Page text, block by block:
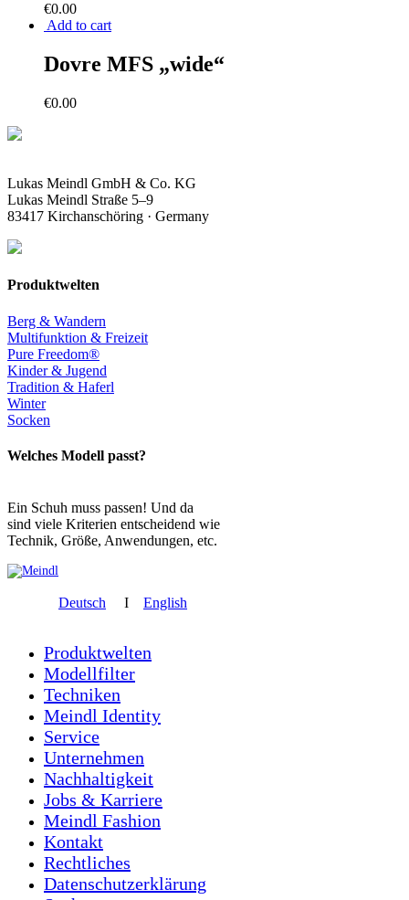
€0.00
Add to cart
Dovre MFS „wide“
€0.00
Lukas Meindl GmbH & Co. KG
Lukas Meindl Straße 5–9
83417 Kirchanschöring · Germany
Produktwelten
Berg & Wandern
Multifunktion & Freizeit
Pure Freedom®
Kinder & Jugend
Tradition & Haferl
Winter
Socken
Welches Modell passt?
Ein Schuh muss passen! Und da
sind viele Kriterien entscheidend wie
Technik, Größe, Anwendungen, etc.
Deutsch I English
Produktwelten
Modellfilter
Techniken
Meindl Identity
Service
Unternehmen
Nachhaltigkeit
Jobs & Karriere
Meindl Fashion
Kontakt
Rechtliches
Datenschutzerklärung